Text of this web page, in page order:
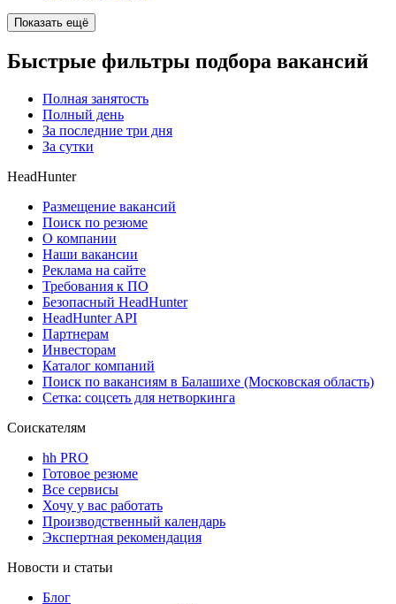
Показать ещё
Быстрые фильтры подбора вакансий
Полная занятость
Полный день
За последние три дня
За сутки
HeadHunter
Размещение вакансий
Поиск по резюме
О компании
Наши вакансии
Реклама на сайте
Требования к ПО
Безопасный HeadHunter
HeadHunter API
Партнерам
Инвесторам
Каталог компаний
Поиск по вакансиям в Балашихе (Московская область)
Сетка: соцсеть для нетворкинга
Соискателям
hh PRO
Готовое резюме
Все сервисы
Хочу у вас работать
Производственный календарь
Экспертная рекомендация
Новости и статьи
Блог